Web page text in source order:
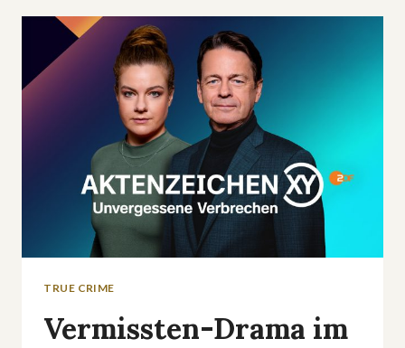
TRUE CRIME
Vermissten-Drama im